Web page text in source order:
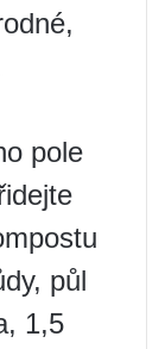
pole
půl
1,5